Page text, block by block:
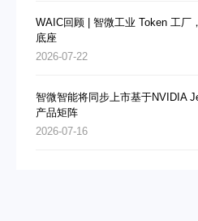
WAIC回顾 | 智微工业 Token 工厂
底座
2026-07-22
智微智能将同步上市基于NVIDIA
产品矩阵
2026-07-16